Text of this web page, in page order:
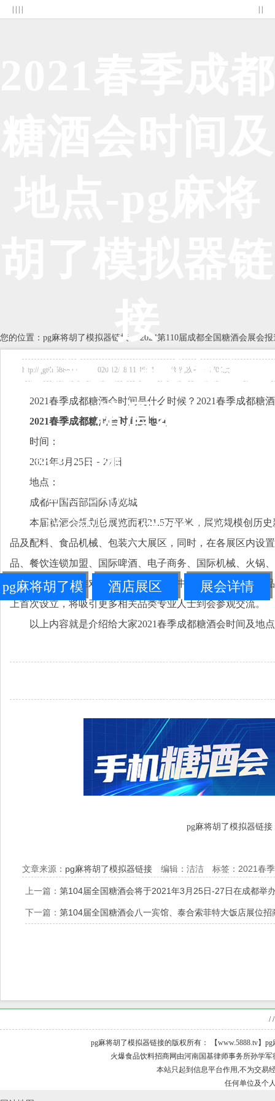
接
2024第110届成都全国
糖酒会
展会地点：成都市中国西部国际博览
城/世纪城新国际会展中心
联系电话：010-68360546
pg麻将胡了模
拟器链接
酒店展区 展会详情
您的位置： pg麻将胡了模拟器链接 2024第110届成都全国糖酒会展会报
http://qgtjh.5888.tv 2020/12/28 11:46:51 浏览次数：1704次
2021春季成都糖酒会时间是什么时候？2021春季成都糖
2021春季成都糖酒会时间及地点
时间：
2021年3月25日－27日
地点：
成都中国西部国际博览城
本届糖酒会规划总展览面积21.5万平米，展览规模创历
品及配料、食品机械、包装六大展区，同时，在各展区内设
品、餐饮连锁加盟、国际啤酒、电子商务、国际机械、火锅
商和专业观众精准对接、高效成交。其中，位于11号馆的食
上首次设立，将吸引更多相关品类专业人士到会参观交流。
以上内容就是介绍给大家2021春季成都糖酒会时间及地
pg麻将胡了模拟器链接
文章来源： pg麻将胡了模拟器链接 编辑：洁洁 标签：2021春季
上一篇： 第104届全国糖酒会将于2021年3月25日-27日在成都举
下一篇： 第104届全国糖酒会八一宾馆、泰合索菲特大饭店展位招
/
pg麻将胡了模拟器链接的版权所有： 【www.5888.tv】
火爆食品饮料招商网由河南国基律师事务所孙学
本站只起到信息平台作用,不为交易
任何单位及个